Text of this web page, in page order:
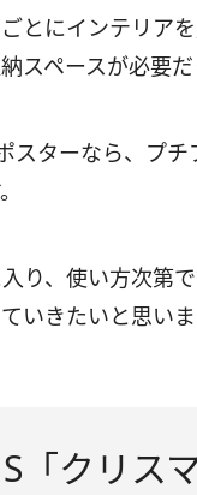
とにインテリア
スペースが必要
スターなら、プ
り、使い方次第
いきたいと思いま
「クリス